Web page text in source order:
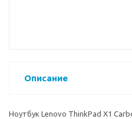
Описание
Ноутбук Lenovo ThinkPad X1